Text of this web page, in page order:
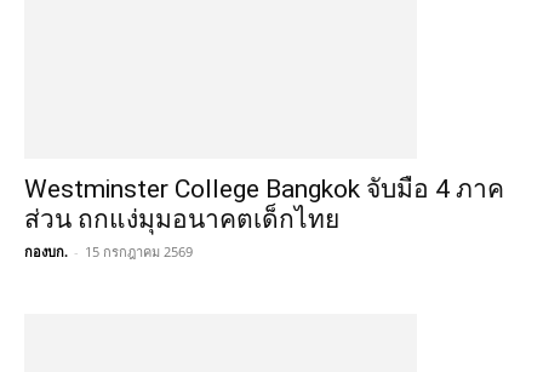
Westminster College Bangkok จับมือ 4 ภาค
ส่วน ถกแง่มุมอนาคตเด็กไทย
กองบก. - 15 กรกฎาคม 2569